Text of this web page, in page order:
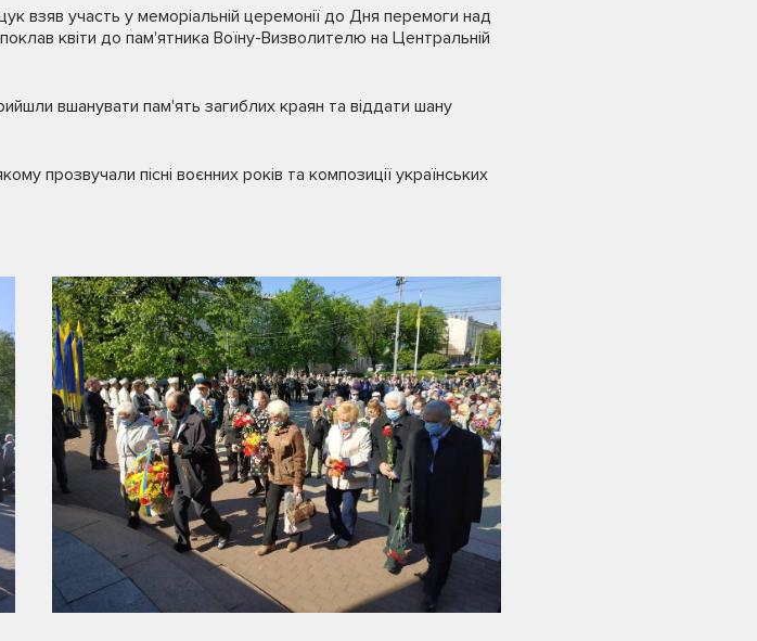
взяв участь у меморіальній церемонії до Дня перемоги над
квіти до пам'ятника Воїну-Визволителю на Центральній
вшанувати пам'ять загиблих краян та віддати шану
прозвучали пісні воєнних років та композиції українських